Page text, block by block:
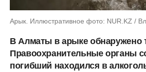
Арык. Иллюстративное фото: NUR.KZ /
В Алматы в арыке обнаружено
Правоохранительные органы
погибший находился в